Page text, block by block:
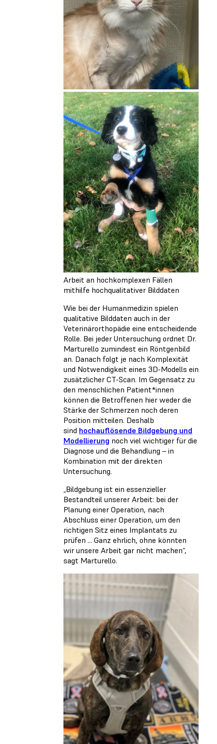
Arbeit an hochkomplexen Fällen
mithilfe hochqualitativer Bilddaten
Wie bei der Humanmedizin spielen
qualitative Bilddaten auch in der
Veterinärorthopädie eine entscheidende
Rolle. Bei jeder Untersuchung ordnet Dr.
Marturello zumindest ein Röntgenbild
an. Danach folgt je nach Komplexität
und Notwendigkeit eines 3D-Modells ein
zusätzlicher CT-Scan. Im Gegensatz zu
den menschlichen Patient*innen
können die Betroffenen hier weder die
Stärke der Schmerzen noch deren
Position mitteilen. Deshalb
sind hochauflösende Bildgebung und
Modellierung noch viel wichtiger für die
Diagnose und die Behandlung – in
Kombination mit der direkten
Untersuchung.
„Bildgebung ist ein essenzieller
Bestandteil unserer Arbeit: bei der
Planung einer Operation, nach
Abschluss einer Operation, um den
richtigen Sitz eines Implantats zu
prüfen ... Ganz ehrlich, ohne könnten
wir unsere Arbeit gar nicht machen“,
sagt Marturello.